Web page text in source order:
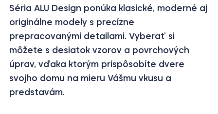
Séria ALU Design ponúka klasické, moderné aj
originálne modely s precízne
prepracovanými detailami. Vyberať si
môžete s desiatok vzorov a povrchových
úprav, vďaka ktorým prispôsobíte dvere
svojho domu na mieru Vášmu vkusu a
predstavám.